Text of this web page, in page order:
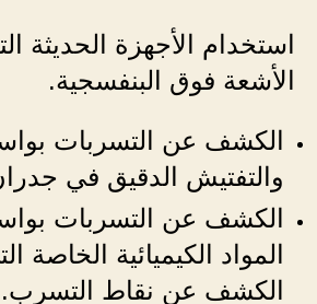
استخدام الأجهزة الحديثة
الأشعة فوق البنفسجية.
الكشف عن التسربات
والتفتيش الدقيق في
الكشف عن التسربات
المواد الكيميائية
الكشف عن نقاط التسرب.